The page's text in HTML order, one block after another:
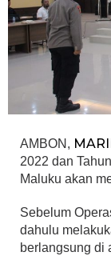
AMBON,
2022 dan
Maluku akan
Sebelum
dahulu
berlangsung di